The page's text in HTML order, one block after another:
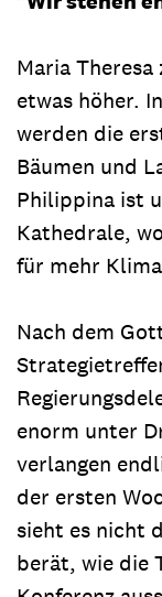
Maria
etwas höher.
werden die
Bäumen und
Philippina ist
Kathedrale,
für mehr
Nach dem
enorm unter
verlangen
der ersten
sieht es nicht
berät, wie die